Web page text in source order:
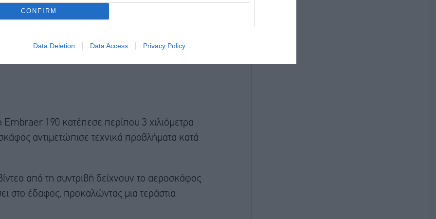
CONFIRM
Data Deletion Data Access Privacy Policy
190 κατέπεσε περίπου 3 χιλιόμετρα
αντιμετώπισε τεχνικά προβλήματα κατά
από τη συντριβή δείχνουν το αεροσκάφος
στο έδαφος, προκαλώντας μια τεράστια